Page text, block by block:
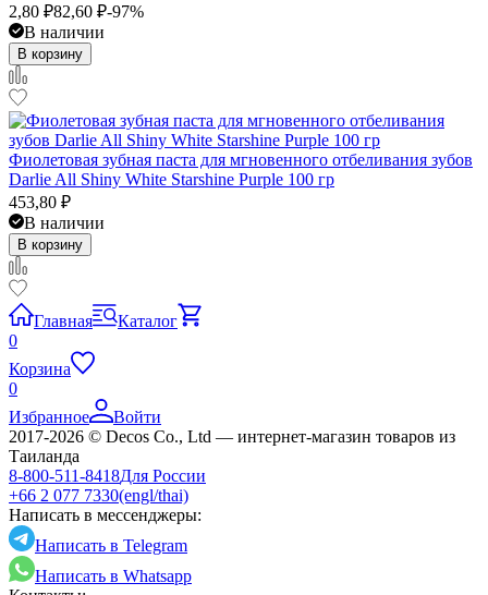
2,80 ₽82,60 ₽-97%
В наличии
В корзину
Фиолетовая зубная паста для мгновенного отбеливания зубов
Darlie All Shiny White Starshine Purple 100 гр
453,80 ₽
В наличии
В корзину
Главная
Каталог
0
Корзина
0
Избранное
Войти
2017-2026 © Decos Co., Ltd — интернет-магазин товаров из
Таиланда
8-800-511-8418Для России
+66 2 077 7330(engl/thai)
Написать в мессенджеры:
Написать в Telegram
Написать в Whatsapp